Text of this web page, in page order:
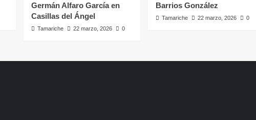
Germán Alfaro García en
Casillas del Ángel
Tamariche 22 marzo, 2026 0
Barrios González
Tamariche 22 marzo, 2026 0